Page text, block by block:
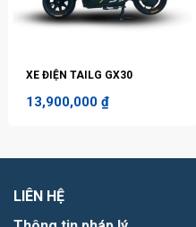
XE ĐIỆN TAILG GX30
13,900,000 ₫
LIÊN HỆ